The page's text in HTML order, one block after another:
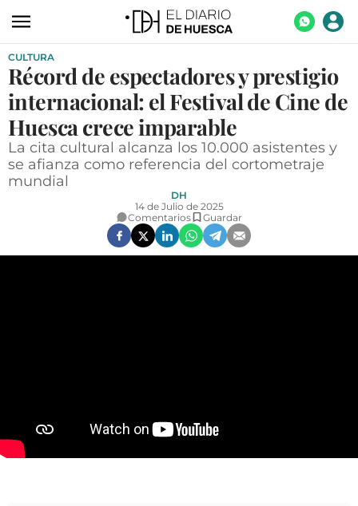
ACTUALIDAD
ECONOMÍA
TECNOLOGÍA
TURISMO
AGROALIMENTACIÓN
FIESTAS DE SAN LORENZO
CULTURA
Récord de espectadores y prestigio
internacional: el Festival de Cine de
Huesca crece imparable
La cita cultural alcanza los 10.000 asistentes y
se afianza como referencia del cortometraje
mundial
DH
14 de Julio de 2025
Comentarios
Guardar